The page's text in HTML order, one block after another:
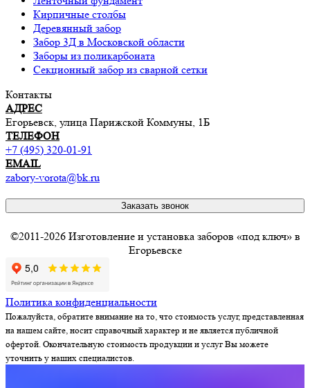
Кирпичные столбы
Деревянный забор
Забор 3Д в Московской области
Заборы из поликарбоната
Секционный забор из сварной сетки
Контакты
АДРЕС
Егорьевск, улица Парижской Коммуны, 1Б
ТЕЛЕФОН
+7 (495) 320-01-91
EMAIL
zabory-vorota@bk.ru
Заказать звонок
©2011-2026 Изготовление и установка заборов «под ключ» в
Егорьевске
Политика конфиденциальности
Пожалуйста, обратите внимание на то, что стоимость услуг, представленная
на нашем сайте, носит справочный характер и не является публичной
офертой. Окончательную стоимость продукции и услуг Вы можете
уточнить у наших специалистов.